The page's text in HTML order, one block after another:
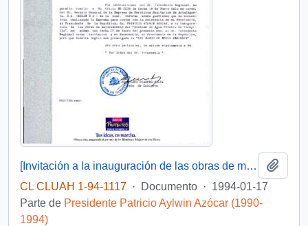
[Invitación a la inauguración de las obras de mejoramiento del "Sistema de Agua Potable de Tocopilla"]
CL CLUAH 1-94-1117 · Documento · 1994-01-17
Parte de Presidente Patricio Aylwin Azócar (1990-
1994)